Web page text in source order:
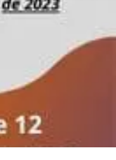
o ventre de
do poder dos
Juízes 13.